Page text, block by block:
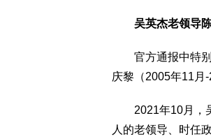
吴英杰老领导陈
官方通报中特别
庆黎（2005年11月
2021年10月，吴
人的老领导、时任